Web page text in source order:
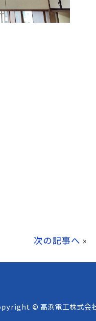
次の記事へ »
© 高浜電工株式